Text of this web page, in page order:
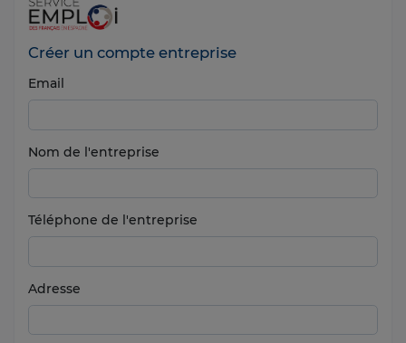
Créer un compte entreprise
Email
Nom de l'entreprise
Téléphone de l'entreprise
Adresse